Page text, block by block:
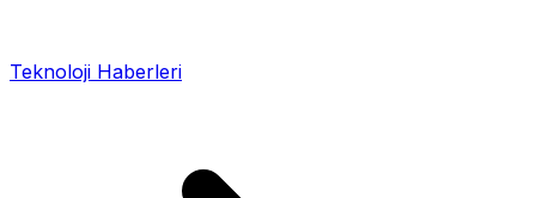
Teknoloji Haberleri